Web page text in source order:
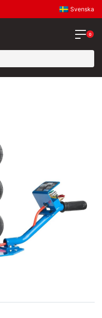
Svenska
0